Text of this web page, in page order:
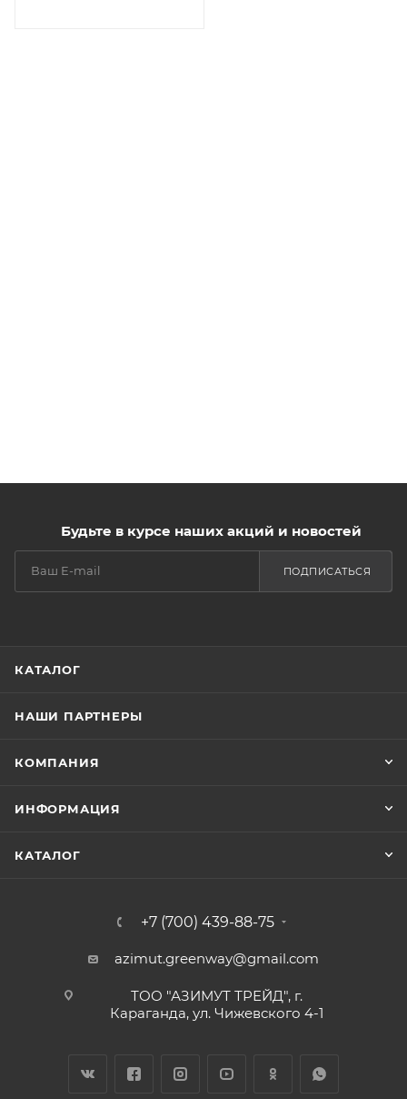
Будьте в курсе наших акций и новостей
ПОДПИСАТЬСЯ
КАТАЛОГ
НАШИ ПАРТНЕРЫ
КОМПАНИЯ
ИНФОРМАЦИЯ
КАТАЛОГ
+7 (700) 439-88-75
azimut.greenway@gmail.com
ТОО "АЗИМУТ ТРЕЙД", г.
Караганда, ул. Чижевского 4-1